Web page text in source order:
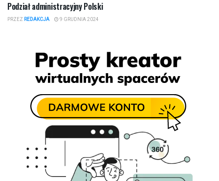
Podział administracyjny Polski
PRZEZ REDAKCJA 9 GRUDNIA 2024